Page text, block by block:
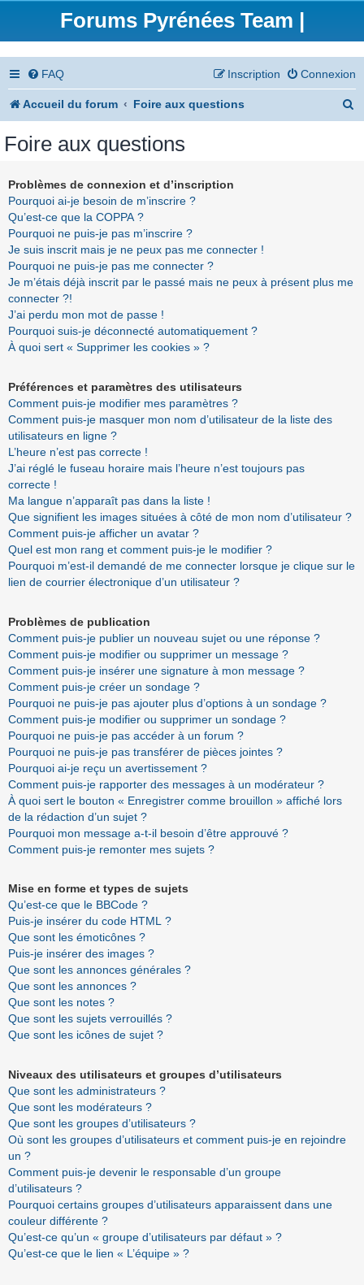
Forums Pyrénées Team |
FAQ Connexion
Inscription
Accueil du forum Foire aux questions
Foire aux questions
Problèmes de connexion et d’inscription
Pourquoi ai-je besoin de m’inscrire ?
Qu’est-ce que la COPPA ?
Pourquoi ne puis-je pas m’inscrire ?
Je suis inscrit mais je ne peux pas me connecter !
Pourquoi ne puis-je pas me connecter ?
Je m’étais déjà inscrit par le passé mais ne peux à présent plus me
connecter ?!
J’ai perdu mon mot de passe !
Pourquoi suis-je déconnecté automatiquement ?
À quoi sert « Supprimer les cookies » ?
Préférences et paramètres des utilisateurs
Comment puis-je modifier mes paramètres ?
Comment puis-je masquer mon nom d’utilisateur de la liste des
utilisateurs en ligne ?
L’heure n’est pas correcte !
J’ai réglé le fuseau horaire mais l’heure n’est toujours pas
correcte !
Ma langue n’apparaît pas dans la liste !
Que signifient les images situées à côté de mon nom d’utilisateur ?
Comment puis-je afficher un avatar ?
Quel est mon rang et comment puis-je le modifier ?
Pourquoi m’est-il demandé de me connecter lorsque je clique sur le
lien de courrier électronique d’un utilisateur ?
Problèmes de publication
Comment puis-je publier un nouveau sujet ou une réponse ?
Comment puis-je modifier ou supprimer un message ?
Comment puis-je insérer une signature à mon message ?
Comment puis-je créer un sondage ?
Pourquoi ne puis-je pas ajouter plus d’options à un sondage ?
Comment puis-je modifier ou supprimer un sondage ?
Pourquoi ne puis-je pas accéder à un forum ?
Pourquoi ne puis-je pas transférer de pièces jointes ?
Pourquoi ai-je reçu un avertissement ?
Comment puis-je rapporter des messages à un modérateur ?
À quoi sert le bouton « Enregistrer comme brouillon » affiché lors
de la rédaction d’un sujet ?
Pourquoi mon message a-t-il besoin d’être approuvé ?
Comment puis-je remonter mes sujets ?
Mise en forme et types de sujets
Qu’est-ce que le BBCode ?
Puis-je insérer du code HTML ?
Que sont les émoticônes ?
Puis-je insérer des images ?
Que sont les annonces générales ?
Que sont les annonces ?
Que sont les notes ?
Que sont les sujets verrouillés ?
Que sont les icônes de sujet ?
Niveaux des utilisateurs et groupes d’utilisateurs
Que sont les administrateurs ?
Que sont les modérateurs ?
Que sont les groupes d’utilisateurs ?
Où sont les groupes d’utilisateurs et comment puis-je en rejoindre
un ?
Comment puis-je devenir le responsable d’un groupe
d’utilisateurs ?
Pourquoi certains groupes d’utilisateurs apparaissent dans une
couleur différente ?
Qu’est-ce qu’un « groupe d’utilisateurs par défaut » ?
Qu’est-ce que le lien « L’équipe » ?